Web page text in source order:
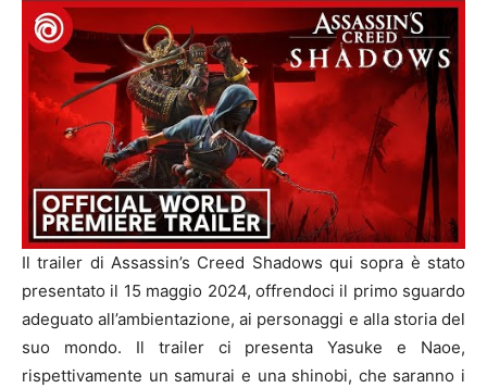
Il trailer di Assassin’s Creed Shadows qui sopra è stato
presentato il 15 maggio 2024, offrendoci il primo sguardo
adeguato all’ambientazione, ai personaggi e alla storia del
suo mondo. Il trailer ci presenta Yasuke e Naoe,
rispettivamente un samurai e una shinobi, che saranno i